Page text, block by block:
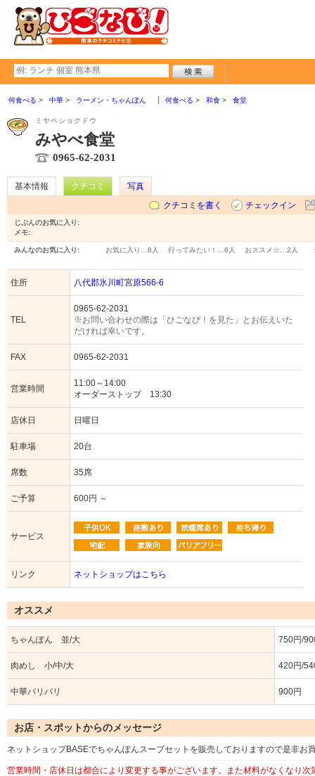
何食べる 中華 ラーメン・ちゃんぽん 何食べる 和食 食堂
ミヤベショクドウ
みやべ食堂
0965-62-2031
基本情報 クチコミ
写真
クチコミを書く
チェックイン
じぶんのお気に入り:
メモ:
みんなのお気に入り: お気に入り… 8人 行ってみたい！… 6人 おススメ☆… 2人
住所 八代郡氷川町宮原566-6
TEL
0965-62-2031
※お問い合わせの際は「ひごなび！を見た」とお伝えいた
だければ幸いです。
FAX 0965-62-2031
営業時間
11:00～14:00
オーダーストップ 13:30
店休日 日曜日
駐車場 20台
席数 35席
ご予算 600円 ～
サービス
リンク ネットショップはこちら
オススメ
ちゃんぽん 並/大 750円/
肉めし 小/中/大 420円/
中華バリバリ 900円
お店・スポットからのメッセージ
ネットショップBASEでちゃんぽんスープセットを販売しておりますので是非お
営業時間・店休日は都合により変更する事がございます。また材料がなくなり